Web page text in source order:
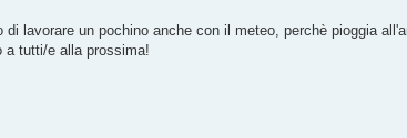
lavorare un pochino anche con il meteo, perchè pioggia
a tutti/e alla prossima!